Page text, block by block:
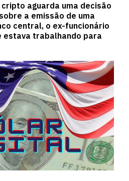
aguarda uma decisão
a emissão de uma
central, o ex-funcionário
estava trabalhando para